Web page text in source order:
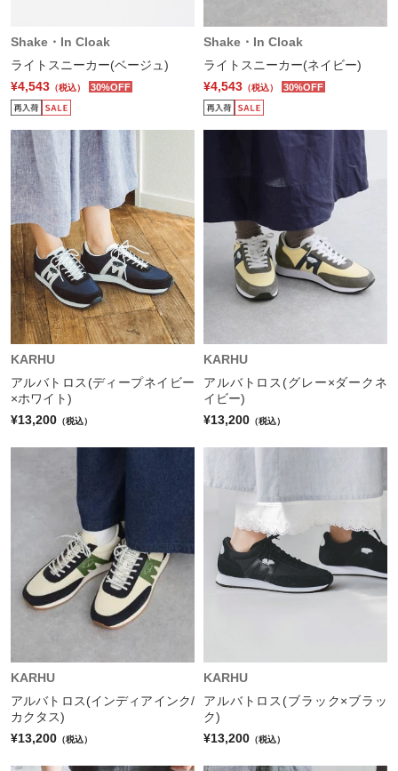
Shake・In Cloak
ライトスニーカー(ベージュ)
¥4,543 （税込） 30%OFF
Shake・In Cloak
ライトスニーカー(ネイビー)
¥4,543 （税込） 30%OFF
KARHU
アルバトロス(ディープネイビー
×ホワイト)
¥13,200 （税込）
KARHU
アルバトロス(グレー×ダークネ
イビー)
¥13,200 （税込）
KARHU
アルバトロス(インディアインク/
カクタス)
¥13,200 （税込）
KARHU
アルバトロス(ブラック×ブラッ
ク)
¥13,200 （税込）